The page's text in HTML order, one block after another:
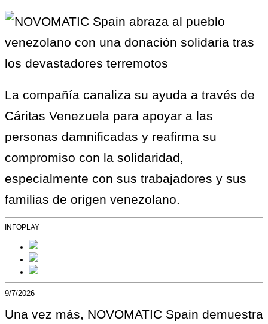
La compañía canaliza su ayuda a través de
Cáritas Venezuela para apoyar a las
personas damnificadas y reafirma su
compromiso con la solidaridad,
especialmente con sus trabajadores y sus
familias de origen venezolano.
INFOPLAY
9/7/2026
Una vez más, NOVOMATIC Spain demuestra